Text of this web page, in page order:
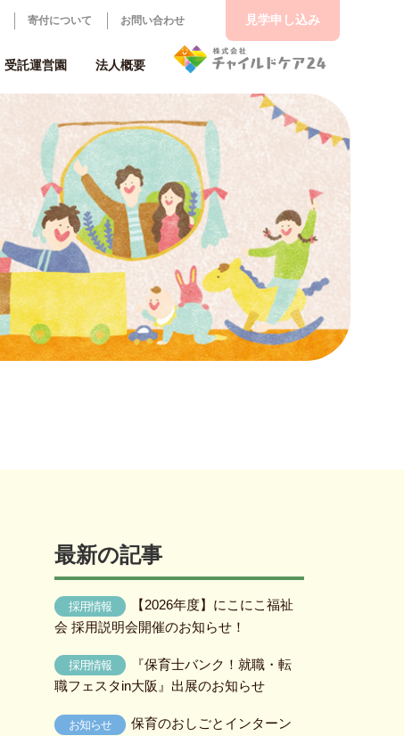
寄付について お問い合わせ
受託運営園 法人概要
見学申し込み
最新の記事
採用情報
【2026年度】にこにこ福祉
会 採用説明会開催のお知らせ！
採用情報
『保育士バンク！就職・転
職フェスタin大阪』出展のお知らせ
お知らせ
保育のおしごとインターン